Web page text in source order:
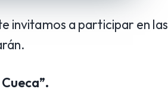
invitamos a participar en las
.